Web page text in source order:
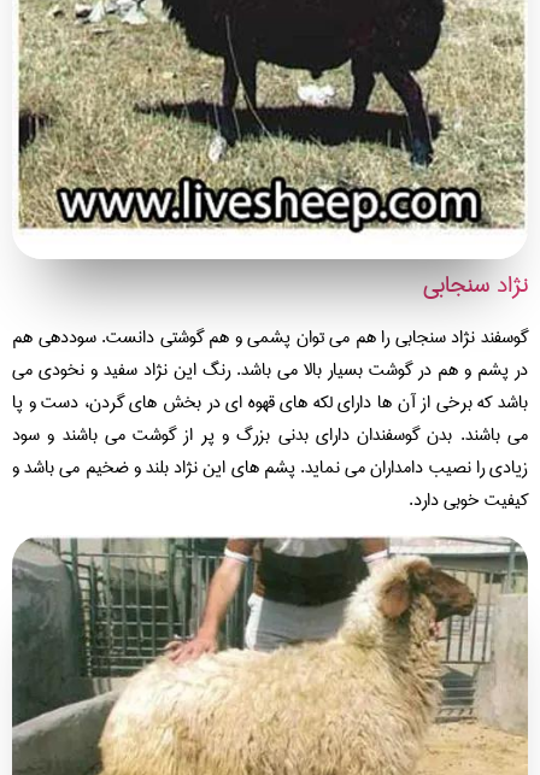
سنجابی
نژاد سنجابی را هم می توان پشمی و هم گوشتی دانست. سوددهی هم
پشم و هم در گوشت بسیار بالا می باشد. رنگ این نژاد سفید و نخودی می
که برخی از آن ها دارای لکه های قهوه ای در بخش های گردن، دست و پا
باشند. بدن گوسفندان دارای بدنی بزرگ و پر از گوشت می باشند و سود
را نصیب دامداران می نماید. پشم های این نژاد بلند و ضخیم می باشد و
خوبی دارد.